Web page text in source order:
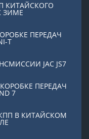
КИТАЙСКОГО
ЗИМЕ
ПЕРЕДАЧ
T
JAC JS7
ПЕРЕДАЧ
7
В КИТАЙСКОМ